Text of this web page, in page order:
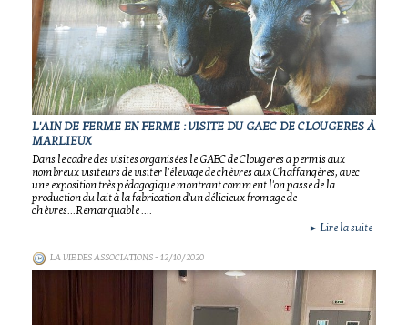
L'AIN DE FERME EN FERME : VISITE DU GAEC DE CLOUGERES À
MARLIEUX
Dans le cadre des visites organisées le GAEC de Clougeres a permis aux
nombreux visiteurs de visiter l'élevage de chèvres aux Chaffangères, avec
une exposition très pédagogique montrant comment l'on passe de la
production du lait à la fabrication d'un délicieux fromage de
chèvres...Remarquable ....
► Lire la suite
LA VIE DES ASSOCIATIONS- 12/10/2020